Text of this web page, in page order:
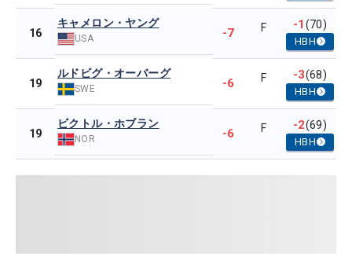
16
キャメロン・ヤング
USA -7 F -1(70)
HBH
19
ルドビグ・オーバーグ
SWE -6 F -3(68)
HBH
19
ビクトル・ホブラン
NOR -6 F -2(69)
HBH